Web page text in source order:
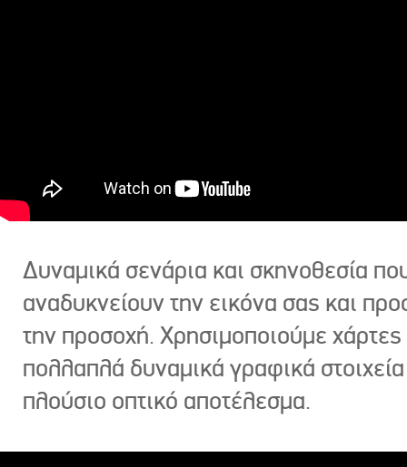
Δυναμικά σενάρια και σκηνοθεσία
αναδυκνείουν την εικόνα σας και
την προσοχή. Χρησιμοποιούμε χάρτες
πολλαπλά δυναμικά γραφικά στοιχεία
πλούσιο οπτικό αποτέλεσμα.